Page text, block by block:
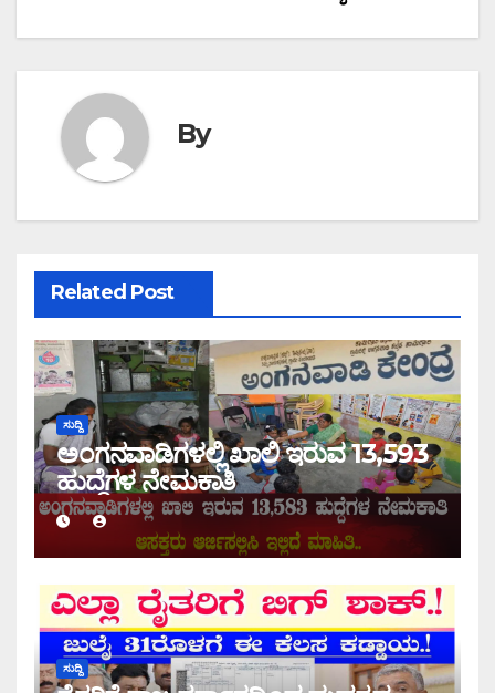
By
Related Post
ಸುದ್ದಿ
ಅಂಗನವಾಡಿಗಳಲ್ಲಿ ಖಾಲಿ ಇರುವ 13,593
ಹುದ್ದೆಗಳ ನೇಮಕಾತಿ
ಸುದ್ದಿ